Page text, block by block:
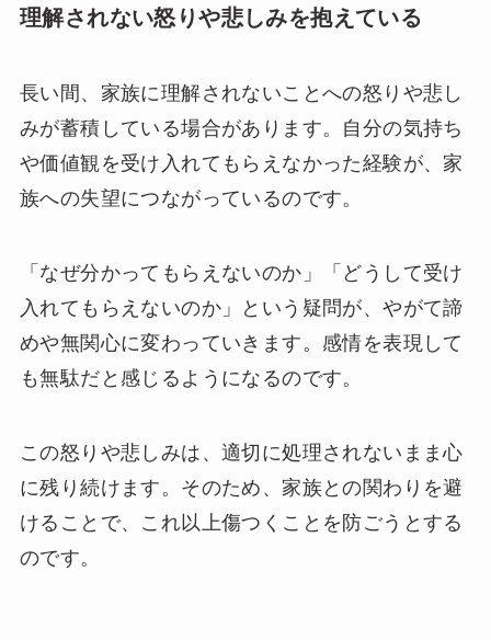
理解されない怒りや悲しみを抱えている
長い間、家族に理解されないことへの怒りや悲し
みが蓄積している場合があります。自分の気持ち
や価値観を受け入れてもらえなかった経験が、家
族への失望につながっているのです。
「なぜ分かってもらえないのか」「どうして受け
入れてもらえないのか」という疑問が、やがて諦
めや無関心に変わっていきます。感情を表現して
も無駄だと感じるようになるのです。
この怒りや悲しみは、適切に処理されないまま心
に残り続けます。そのため、家族との関わりを避
けることで、これ以上傷つくことを防ごうとする
のです。